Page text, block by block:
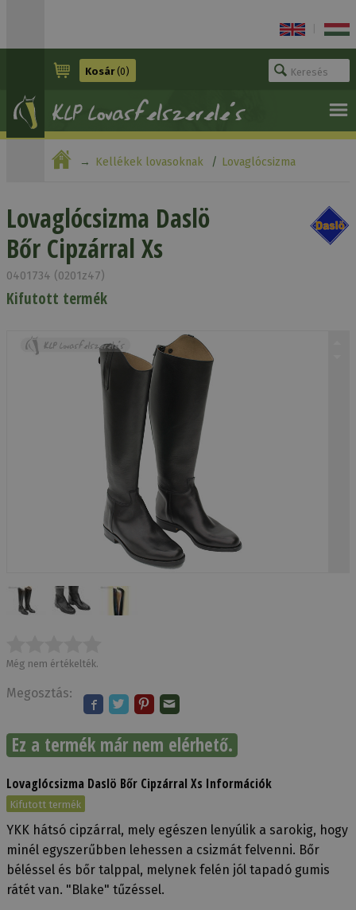
Kosár(0)
Kellékek lovasoknak Lovaglócsizma
Lovaglócsizma Daslö
Bőr Cipzárral Xs
0401734 (0201z47)
Kifutott termék
Még nem értékelték.
Megosztás:
Ez a termék már nem elérhető.
Lovaglócsizma Daslö Bőr Cipzárral Xs Információk
Kifutott termék
YKK hátsó cipzárral, mely egészen lenyúlik a sarokig, hogy
minél egyszerűbben lehessen a csizmát felvenni. Bőr
béléssel és bőr talppal, melynek felén jól tapadó gumis
rátét van. "Blake" tűzéssel.